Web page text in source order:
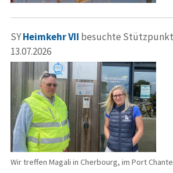
SYHeimkehr VII besuchte Stützpunkt
13.07.2026
Wir treffen Magali in Cherbourg, im Port